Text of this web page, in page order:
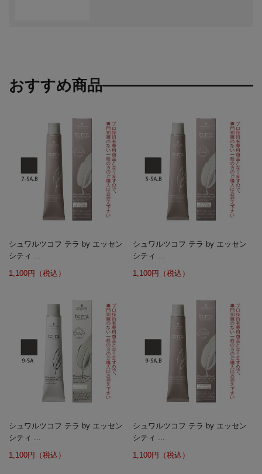
おすすめ商品
シュワルツコフ テラ by エッセン
シティ ...
1,100円（税込）
シュワルツコフ テラ by エッセン
シティ ...
1,100円（税込）
シュワルツコフ テラ by エッセン
シティ ...
1,100円（税込）
シュワルツコフ テラ by エッセン
シティ ...
1,100円（税込）